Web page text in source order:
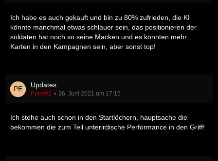
Ich habe es auch gekauft und bin zu 80% zufrieden, die KI
könnte manchmal etwas schlauer sein, das positionieren der
soldaten hat noch so seine Macken und es könnten mehr
Karten in den Kampagnen sein, aber sonst top!
Updates
Peter92 26. Juni 2021 um 17:15
Ich stehe auch schon in den Startlöchern, hauptsache die
bekommen die zum Teil unterirdische Performance in den Griff!